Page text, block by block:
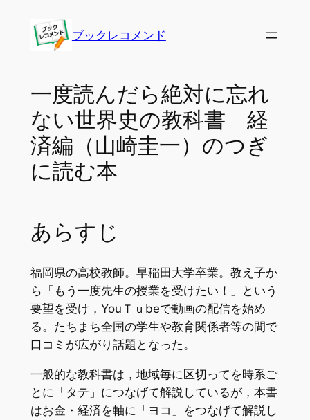
ブックレコメンド
一度読んだら絶対に忘れ
ない世界史の教科書 経
済編（山崎圭一）のつぎ
に読む本
あらすじ
福岡県の高校教師。早稲田大学卒業。教え子か
ら「もう一度先生の授業を受けたい！」という
要望を受け，YouＴｕbeで動画の配信を始め
る。たちまち全国の学生や教育関係者等の間で
口コミが広がり話題となった。
一般的な教科書は，地域毎に区切ってを時系ご
とに「タテ」につなげて解説しているが，本書
はお金・経済を軸に「ヨコ」をつなげて解説し